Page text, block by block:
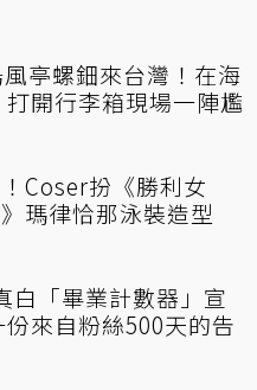
亭螺鈿來台灣！在海
開行李箱現場一陣尷
Coser扮《勝利女
瑪律恰那泳裝造型
白「畢業計數器」宣
來自粉絲500天的告